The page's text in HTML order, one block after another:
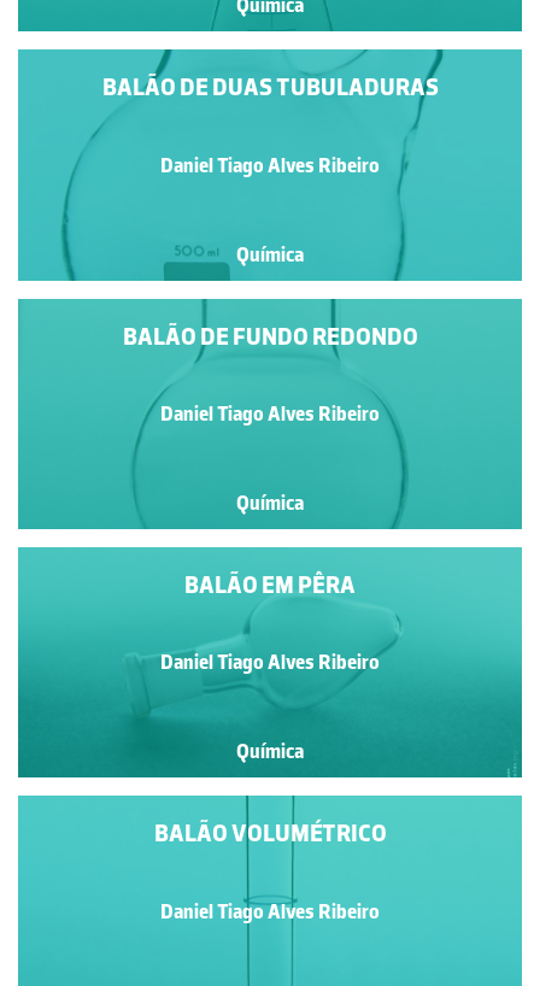
Química
BALÃO DE DUAS TUBULADURAS
Daniel Tiago Alves Ribeiro
Química
BALÃO DE FUNDO REDONDO
Daniel Tiago Alves Ribeiro
Química
BALÃO EM PÊRA
Daniel Tiago Alves Ribeiro
Química
BALÃO VOLUMÉTRICO
Daniel Tiago Alves Ribeiro